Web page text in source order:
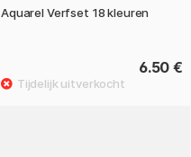
Aquarel Verfset 18 kleuren
6.50 €